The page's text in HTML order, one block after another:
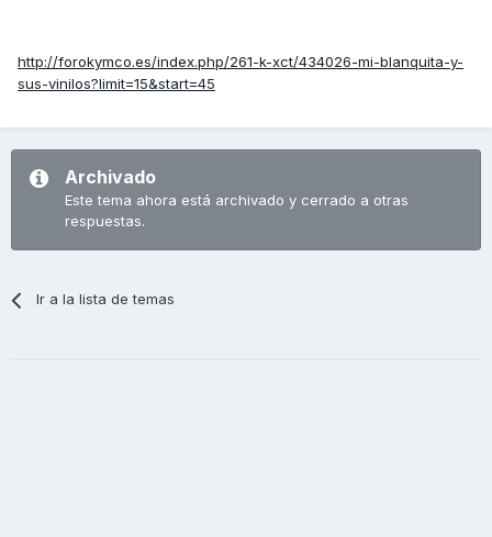
http://forokymco.es/index.php/261-k-xct/434026-mi-blanquita-y-
sus-vinilos?limit=15&start=45
Archivado
Este tema ahora está archivado y cerrado a otras
respuestas.
Ir a la lista de temas